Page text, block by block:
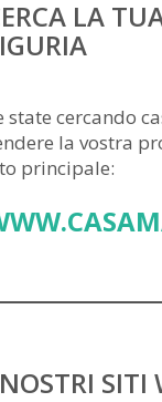
LA
state cercando
la vostra
principale:
SITI